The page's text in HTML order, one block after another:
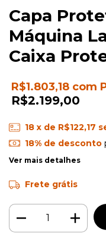
Capa
Máquina
Caixa
R$1.803,18 com
R$2.199,00
18 x de R$122,17
18% de desconto
Ver mais detalhes
Frete grátis